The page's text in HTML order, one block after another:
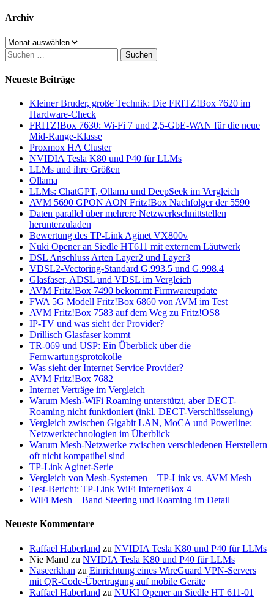
Archiv
Archiv
Suchen
nach:
Neueste Beiträge
Kleiner Bruder, große Technik: Die FRITZ!Box 7620 im
Hardware-Check
FRITZ!Box 7630: Wi-Fi 7 und 2,5-GbE-WAN für die neue
Mid-Range-Klasse
Proxmox HA Cluster
NVIDIA Tesla K80 und P40 für LLMs
LLMs und ihre Größen
Ollama
LLMs: ChatGPT, Ollama und DeepSeek im Vergleich
AVM 5690 GPON AON Fritz!Box Nachfolger der 5590
Daten parallel über mehrere Netzwerkschnittstellen
herunterzuladen
Bewertung des TP-Link Aginet VX800v
Nuki Opener an Siedle HT611 mit externem Läutwerk
DSL Anschluss Arten Layer2 und Layer3
VDSL2-Vectoring-Standard G.993.5 und G.998.4
Glasfaser, ADSL und VDSL im Vergleich
AVM Fritz!Box 7490 bekommt Firmwareupdate
FWA 5G Modell Fritz!Box 6860 von AVM im Test
AVM Fritz!Box 7583 auf dem Weg zu Fritz!OS8
IP-TV und was sieht der Provider?
Drillisch Glasfaser kommt
TR-069 und USP: Ein Überblick über die
Fernwartungsprotokolle
Was sieht der Internet Service Provider?
AVM Fritz!Box 7682
Internet Verträge im Vergleich
Warum Mesh-WiFi Roaming unterstützt, aber DECT-
Roaming nicht funktioniert (inkl. DECT-Verschlüsselung)
Vergleich zwischen Gigabit LAN, MoCA und Powerline:
Netzwerktechnologien im Überblick
Warum Mesh-Netzwerke zwischen verschiedenen Herstellern
oft nicht kompatibel sind
TP-Link Aginet-Serie
Vergleich von Mesh-Systemen – TP-Link vs. AVM Mesh
Test-Bericht: TP-Link WiFi InternetBox 4
WiFi Mesh – Band Steering und Roaming im Detail
Neueste Kommentare
Raffael Haberland zu NVIDIA Tesla K80 und P40 für LLMs
Nie Mand zu NVIDIA Tesla K80 und P40 für LLMs
Naseerkhan zu Einrichtung eines WireGuard VPN-Servers
mit QR-Code-Übertragung auf mobile Geräte
Raffael Haberland zu NUKI Opener an Siedle HT 611-01